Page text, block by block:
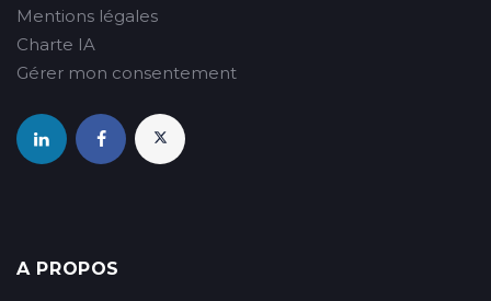
Mentions légales
Charte IA
Gérer mon consentement
A PROPOS